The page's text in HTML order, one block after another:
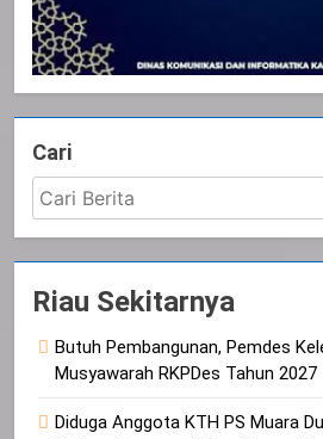
Cari
Riau Sekitarnya
Butuh Pembangunan, Pemdes
Musyawarah RKPDes Tahun 2027
Diduga Anggota KTH PS Muara